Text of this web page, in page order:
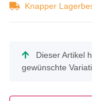
Knapper
x
Dieser Artikel
gewünschte